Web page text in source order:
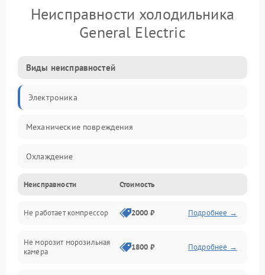
Неисправности холодильника
General Electric
Виды неисправностей
Электроника
Механические повреждения
Охлаждение
Механика
Электропитание
Дренаж
Неисправности Стоимость
Не работает компрессор 2000 ₽ Подробнее →
Не морозит морозильная
камера
1800 ₽ Подробнее →